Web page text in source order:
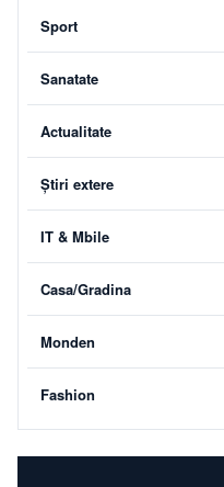
Sport
Sanatate
Actualitate
Știri extere
IT & Mbile
Casa/Gradina
Monden
Fashion